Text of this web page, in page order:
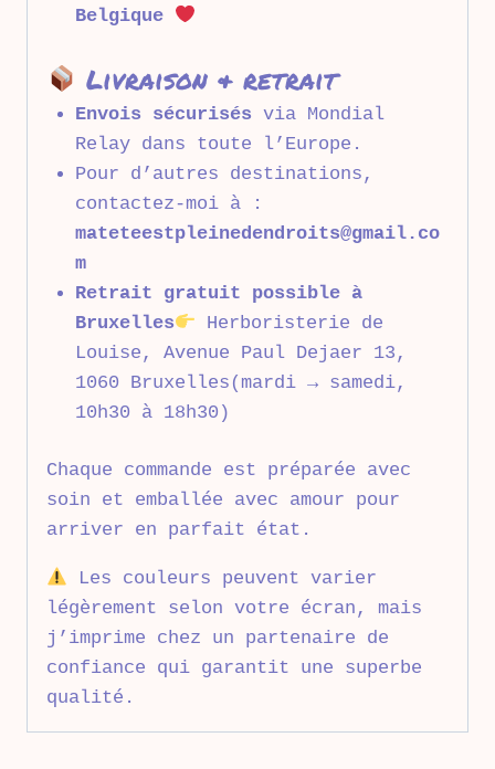
Belgique
Livraison & retrait
Envois sécurisés via Mondial
Relay dans toute l’Europe.
Pour d’autres destinations,
contactez-moi à :
mateteestpleinedendroits@gmail.co
m
Retrait gratuit possible à
Bruxelles
Herboristerie de
Louise, Avenue Paul Dejaer 13,
1060 Bruxelles(mardi → samedi,
10h30 à 18h30)
Chaque commande est préparée avec
soin et emballée avec amour pour
arriver en parfait état.
Les couleurs peuvent varier
légèrement selon votre écran, mais
j’imprime chez un partenaire de
confiance qui garantit une superbe
qualité.